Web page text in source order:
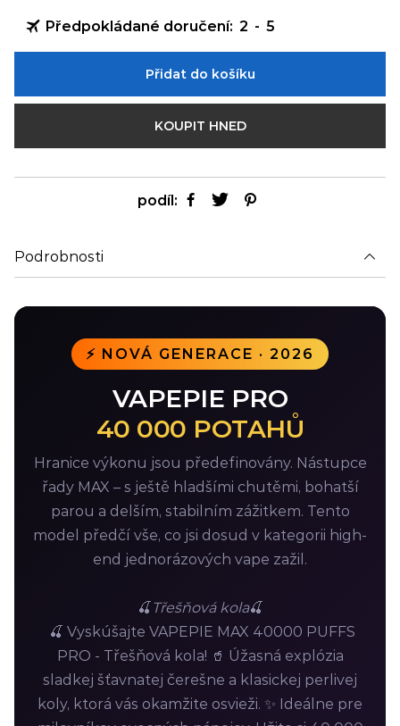
Předpokládané doručení: 2 - 5
Přidat do košíku
KOUPIT HNED
podíl:
Podrobnosti
⚡ NOVÁ GENERACE · 2026
VAPEPIE PRO
40 000 POTAHŮ
Hranice výkonu jsou předefinovány. Nástupce
řady MAX – s ještě hladšími chutěmi, bohatší
parou a delším, stabilním zážitkem. Tento
model předčí vše, co jsi dosud v kategorii high-
end jednorázových vape zažil.
🍒Třešňová kola🍒
🍒 Vyskúšajte VAPEPIE MAX 40000 PUFFS
PRO - Třešňová kola! 🥤 Úžasná explózia
sladkej šťavnatej čerešne a klasickej perlivej
koly, ktorá vás okamžite osvieži. ✨ Ideálne pre